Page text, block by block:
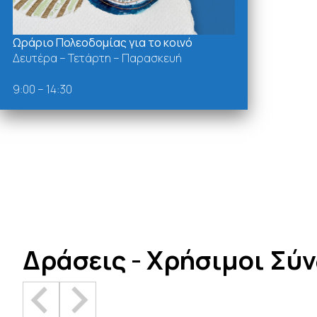
Δράσεις - Χρήσιμοι
Ωράριο Πολεοδομίας για το κοινό
Δευτέρα – Τετάρτη – Παρασκευή
9:00 – 14:30